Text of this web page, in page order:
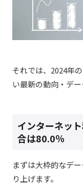
それでは、2024年
い最新の動向・デ
インターネッ
合は80.0％
まずは大枠的なデー
り上げます。